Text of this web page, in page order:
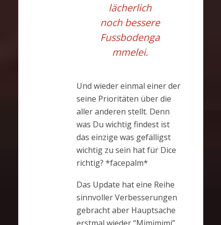
lächerlich
noch bessere
Fussbodenga
mmelei.
Und wieder einmal einer der
seine Prioritäten über die
aller anderen stellt. Denn
was Du wichtig findest ist
das einzige was gefälligst
wichtig zu sein hat für Dice
richtig? *facepalm*
Das Update hat eine Reihe
sinnvoller Verbesserungen
gebracht aber Hauptsache
erstmal wieder “Mimimimi”